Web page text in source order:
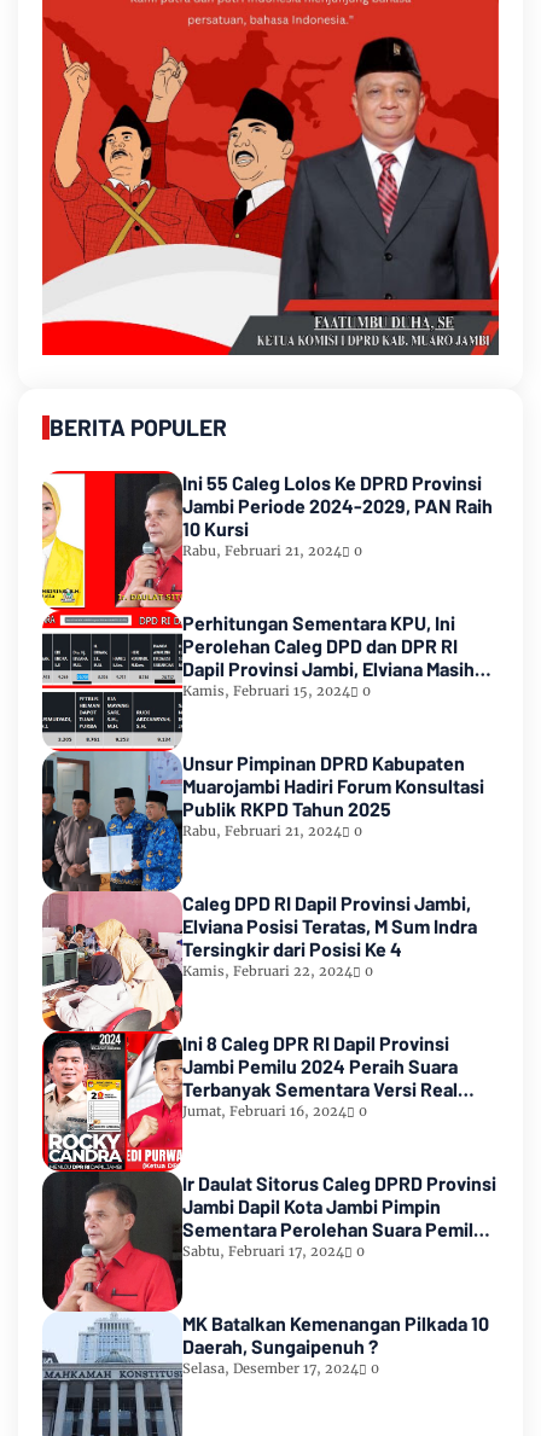
BERITA POPULER
Ini 55 Caleg Lolos Ke DPRD Provinsi
Jambi Periode 2024-2029, PAN Raih
10 Kursi
Rabu, Februari 21, 2024 0
Perhitungan Sementara KPU, Ini
Perolehan Caleg DPD dan DPR RI
Dapil Provinsi Jambi, Elviana Masih
Urutan Kedua Teratas
Kamis, Februari 15, 2024 0
Unsur Pimpinan DPRD Kabupaten
Muarojambi Hadiri Forum Konsultasi
Publik RKPD Tahun 2025
Rabu, Februari 21, 2024 0
Caleg DPD RI Dapil Provinsi Jambi,
Elviana Posisi Teratas, M Sum Indra
Tersingkir dari Posisi Ke 4
Kamis, Februari 22, 2024 0
Ini 8 Caleg DPR RI Dapil Provinsi
Jambi Pemilu 2024 Peraih Suara
Terbanyak Sementara Versi Real
Count KPU RI
Jumat, Februari 16, 2024 0
Ir Daulat Sitorus Caleg DPRD Provinsi
Jambi Dapil Kota Jambi Pimpin
Sementara Perolehan Suara Pemilu
2024
Sabtu, Februari 17, 2024 0
MK Batalkan Kemenangan Pilkada 10
Daerah, Sungaipenuh ?
Selasa, Desember 17, 2024 0